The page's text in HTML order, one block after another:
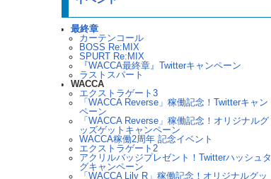
最終章
カーテンコール
BOSS Re:MIX
SPURT Re:MIX
『WACCA最終章』Twitterキャンペーン
ラストスパート
WACCA
エクストラゲート3
「WACCA Reverse」稼働記念！Twitterキャン
ペーン
「WACCA Reverse」稼働記念！オリジナルグ
ッズゲットキャンペーン
WACCA稼働2周年 記念イベント
エクストラゲート2
アクリルバッジプレゼント！Twitterハッシュタ
グキャンペーン
「WACCA Lily R」稼働記念！オリジナルグッ